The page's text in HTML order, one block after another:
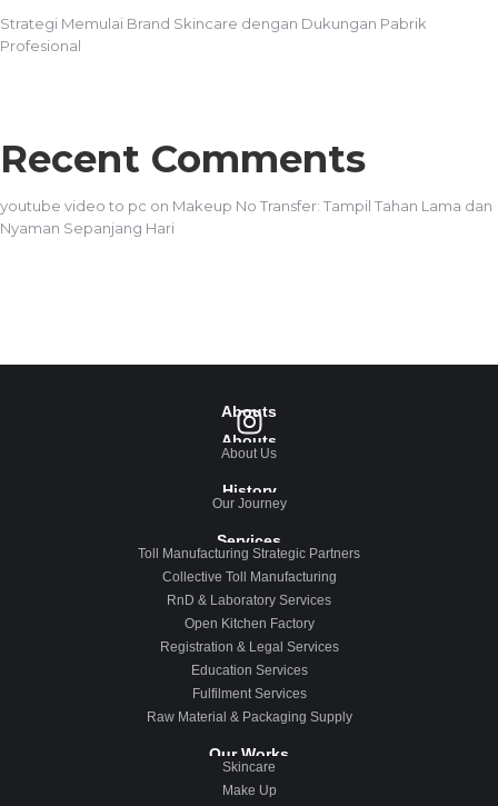
Strategi Memulai Brand Skincare dengan Dukungan Pabrik
Profesional
Recent Comments
youtube video to pc on Makeup No Transfer: Tampil Tahan Lama dan
Nyaman Sepanjang Hari
Abouts
Abouts
About Us
History
Our Journey
Services
Toll Manufacturing Strategic Partners
Collective Toll Manufacturing
RnD & Laboratory Services
Open Kitchen Factory
Registration & Legal Services
Education Services
Fulfilment Services
Raw Material & Packaging Supply
Our Works
Skincare
Make Up